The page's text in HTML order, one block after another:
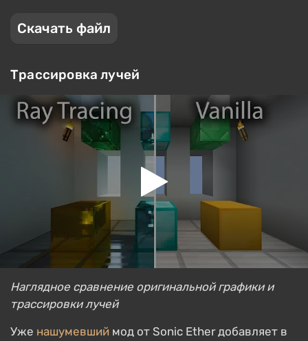
Скачать файл
Трассировка лучей
Наглядное сравнение оригинальной графики и
трассировки лучей
Уже нашумевший мод от Sonic Ether добавляет в